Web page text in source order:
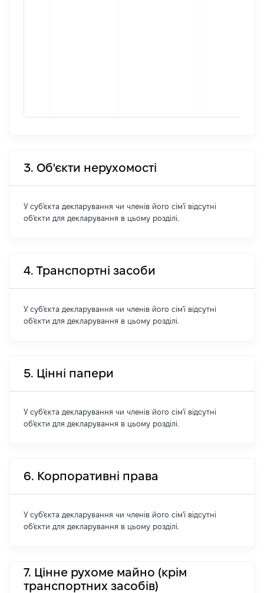
3. Об'єкти нерухомості
У суб'єкта декларування чи членів його сім'ї відсутні
об'єкти для декларування в цьому розділі.
4. Транспортні засоби
У суб'єкта декларування чи членів його сім'ї відсутні
об'єкти для декларування в цьому розділі.
5. Цінні папери
У суб'єкта декларування чи членів його сім'ї відсутні
об'єкти для декларування в цьому розділі.
6. Корпоративні права
У суб'єкта декларування чи членів його сім'ї відсутні
об'єкти для декларування в цьому розділі.
7. Цінне рухоме майно (крім
транспортних засобів)